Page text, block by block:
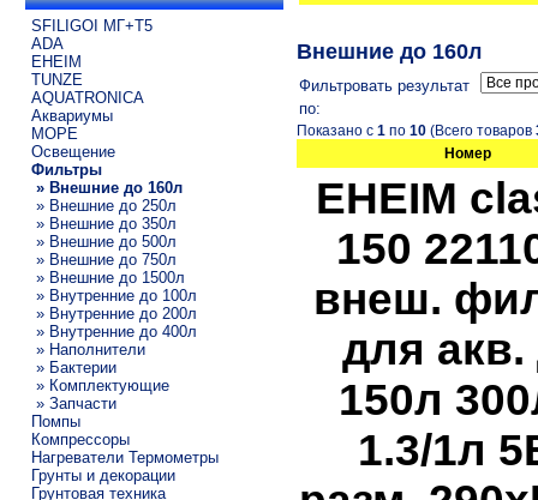
SFILIGOI МГ+Т5
ADA
EHEIM
TUNZE
AQUATRONICA
Аквариумы
МОРЕ
Освещение
Фильтры
» Внешние до 160л
» Внешние до 250л
» Внешние до 350л
» Внешние до 500л
» Внешние до 750л
» Внешние до 1500л
» Внутренние до 100л
» Внутренние до 200л
» Внутренние до 400л
» Наполнители
» Бактерии
» Комплектующие
» Запчасти
Помпы
Компрессоры
Нагреватели Термометры
Грунты и декорации
Грунтовая техника
Внешние до 160л
Фильтровать результат
по:
Показано с 1по 10(Всего товаров
Номер
EHEIM
150
внеш.
для акв.
150л
1.3/1л